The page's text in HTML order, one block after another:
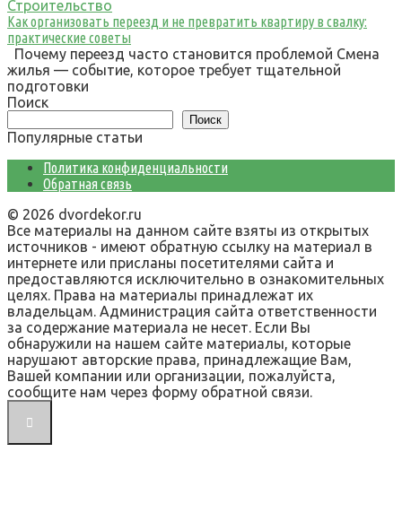
Строительство
Как организовать переезд и не превратить квартиру в свалку:
практические советы
Почему переезд часто становится проблемой Смена
жилья — событие, которое требует тщательной
подготовки
Поиск
Поиск
Популярные статьи
Политика конфиденциальности
Обратная связь
© 2026 dvordekor.ru
Все материалы на данном сайте взяты из открытых
источников - имеют обратную ссылку на материал в
интернете или присланы посетителями сайта и
предоставляются исключительно в ознакомительных
целях. Права на материалы принадлежат их
владельцам. Администрация сайта ответственности
за содержание материала не несет. Если Вы
обнаружили на нашем сайте материалы, которые
нарушают авторские права, принадлежащие Вам,
Вашей компании или организации, пожалуйста,
сообщите нам через форму обратной связи.